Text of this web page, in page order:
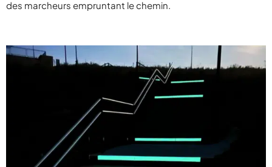
des marcheurs empruntant le chemin.